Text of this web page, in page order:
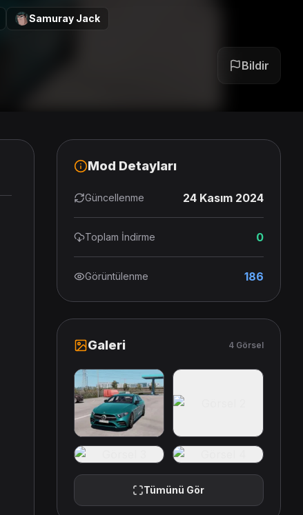
Samuray Jack
Bildir
Mod Detayları
Güncellenme 24 Kasım 2024
Toplam İndirme 0
Görüntülenme 186
Galeri 4 Görsel
Tümünü Gör